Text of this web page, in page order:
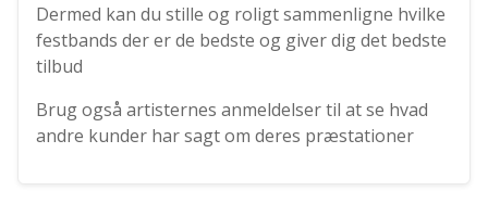
Dermed kan du stille og roligt sammenligne hvilke
festbands der er de bedste og giver dig det bedste
tilbud
Brug også artisternes anmeldelser til at se hvad
andre kunder har sagt om deres præstationer